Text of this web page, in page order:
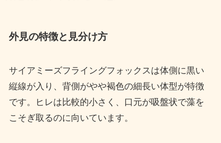
外見の特徴と見分け方
サイアミーズフライングフォックスは体側に黒い
縦線が入り、背側がやや褐色の細長い体型が特徴
です。ヒレは比較的小さく、口元が吸盤状で藻を
こそぎ取るのに向いています。